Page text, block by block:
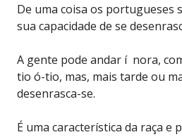
De uma coisa os portugueses
sua capacidade de se
A gente pode andar í nora,
tio ó-tio, mas, mais tarde ou
desenrasca-se.
É uma característica da raça e